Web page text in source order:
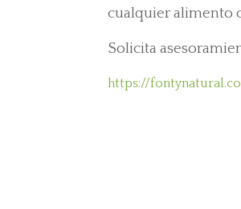
cualquier alimento
Solicita
https://